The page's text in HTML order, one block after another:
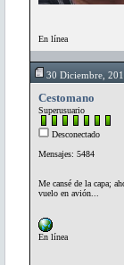
En línea
30 Diciembre,
Cestomano
Superusuario
Desconectado
Mensajes: 5484
Me cansé de la capa;
vuelo en avión...
En línea